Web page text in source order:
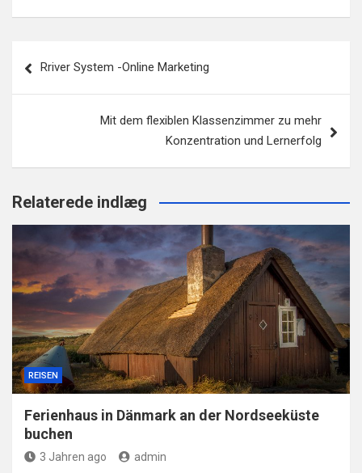
Rriver System -Online Marketing
Mit dem flexiblen Klassenzimmer zu mehr
Konzentration und Lernerfolg
Relaterede indlæg
REISEN
Ferienhaus in Dänmark an der Nordseeküste
buchen
3 Jahren ago admin